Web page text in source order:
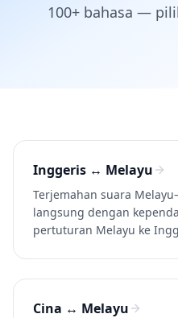
100+ bahasa —
Inggeris ↔ Melayu
Terjemahan suara
langsung dengan
pertuturan Melayu ke
Cina ↔ Melayu